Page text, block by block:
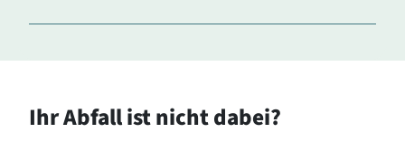
Ihr Abfall ist nicht dabei?